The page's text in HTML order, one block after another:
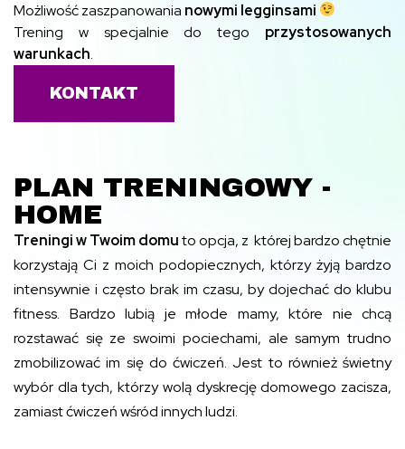
Możliwość zaszpanowania nowymi legginsami
Trening w specjalnie do tego przystosowanych
warunkach.
KONTAKT
PLAN TRENINGOWY -
HOME
Treningi w Twoim domuto opcja, z której bardzo chętnie
korzystają Ci z moich podopiecznych, którzy żyją bardzo
intensywnie i często brak im czasu, by dojechać do klubu
fitness. Bardzo lubią je młode mamy, które nie chcą
rozstawać się ze swoimi pociechami, ale samym trudno
zmobilizować im się do ćwiczeń. Jest to również świetny
wybór dla tych, którzy wolą dyskrecję domowego zacisza,
zamiast ćwiczeń wśród innych ludzi.